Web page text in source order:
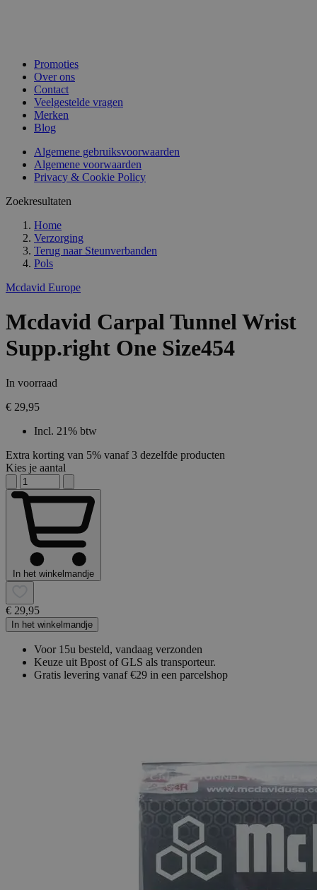
Promoties
Over ons
Contact
Veelgestelde vragen
Merken
Blog
Algemene gebruiksvoorwaarden
Algemene voorwaarden
Privacy & Cookie Policy
Zoekresultaten
Home
Verzorging
Terug naar Steunverbanden
Pols
Mcdavid Europe
Mcdavid Carpal Tunnel Wrist
Supp.right One Size454
In voorraad
€ 29,95
Incl. 21% btw
Extra korting van 5% vanaf 3 dezelfde producten
Kies je aantal
In het winkelmandje
€ 29,95
In het winkelmandje
Voor 15u besteld, vandaag verzonden
Keuze uit Bpost of GLS als transporteur.
Gratis levering vanaf €29 in een parcelshop